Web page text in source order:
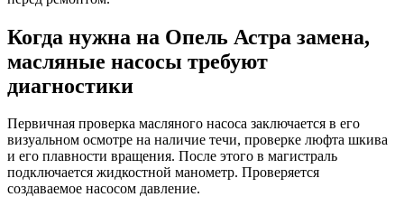
Когда нужна на Опель Астра замена,
масляные насосы требуют
диагностики
Первичная проверка масляного насоса заключается в его
визуальном осмотре на наличие течи, проверке люфта шкива
и его плавности вращения. После этого в магистраль
подключается жидкостной манометр. Проверяется
создаваемое насосом давление.